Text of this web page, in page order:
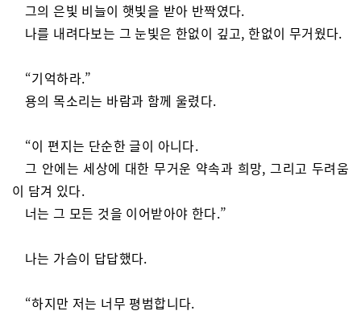
그의 은빛 비늘이 햇빛을 받아 반짝였다.
나를 내려다보는 그 눈빛은 한없이 깊고, 한없이 무거웠다.
“기억하라.”
용의 목소리는 바람과 함께 울렸다.
“이 편지는 단순한 글이 아니다.
그 안에는 세상에 대한 무거운 약속과 희망, 그리고 두려움
이 담겨 있다.
너는 그 모든 것을 이어받아야 한다.”
나는 가슴이 답답했다.
“하지만 저는 너무 평범합니다.